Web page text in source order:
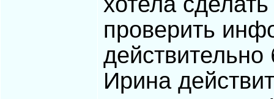
проверить
Ирина